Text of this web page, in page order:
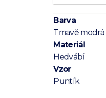
Barva
Tmavě modrá
Materiál
Hedvábí
Vzor
Puntík